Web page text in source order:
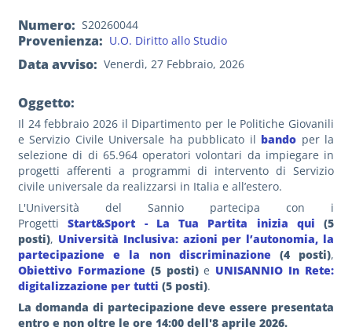
Numero S20260044
Provenienza U.O. Diritto allo Studio
Data avviso Venerdì, 27 Febbraio, 2026
Oggetto:
Il 24 febbraio 2026 il Dipartimento per le Politiche Giovanili
e Servizio Civile Universale ha pubblicato il bando per la
selezione di di 65.964 operatori volontari da impiegare in
progetti afferenti a programmi di intervento di Servizio
civile universale da realizzarsi in Italia e all’estero.
L'Università del Sannio partecipa con i
Progetti
Start&Sport - La Tua Partita inizia qui (5
posti), Università Inclusiva: azioni per l’autonomia, la
partecipazione e la non discriminazione (4 posti),
Obiettivo Formazione (5 posti)e UNISANNIO In Rete:
digitalizzazione per tutti (5 posti).
La domanda di partecipazione deve essere presentata
entro e non oltre le ore 14:00 dell'8 aprile 2026.